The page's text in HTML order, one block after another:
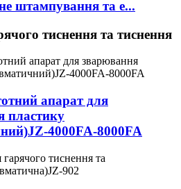
штампування та е...
тиснення та тиснення
апарат для
пластику
JZ-4000FA-8000FA